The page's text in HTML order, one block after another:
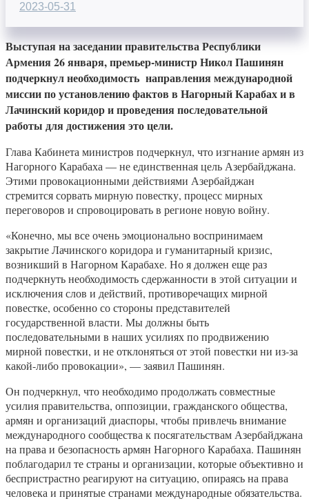
2023-05-31
Выступая на заседании правительства Республики
Армения 26 января, премьер-министр Никол Пашинян
подчеркнул необходимость направления международной
миссии по установлению фактов в Нагорный Карабах и в
Лачинский коридор и проведения последовательной
работы для достижения это цели.
Глава Кабинета министров подчеркнул, что изгнание армян из
Нагорного Карабаха — не единственная цель Азербайджана.
Этими провокационными действиями Азербайджан
стремится сорвать мирную повестку, процесс мирных
переговоров и спровоцировать в регионе новую войну.
«Конечно, мы все очень эмоционально воспринимаем
закрытие Лачинского коридора и гуманитарный кризис,
возникший в Нагорном Карабахе. Но я должен еще раз
подчеркнуть необходимость сдержанности в этой ситуации и
исключения слов и действий, противоречащих мирной
повестке, особенно со стороны представителей
государственной власти. Мы должны быть
последовательными в наших усилиях по продвижению
мирной повестки, и не отклоняться от этой повестки ни из-за
какой-либо провокации», — заявил Пашинян.
Он подчеркнул, что необходимо продолжать совместные
усилия правительства, оппозиции, гражданского общества,
армян и организаций диаспоры, чтобы привлечь внимание
международного сообщества к посягательствам Азербайджана
на права и безопасность армян Нагорного Карабаха. Пашинян
поблагодарил те страны и организации, которые объективно и
беспристрастно реагируют на ситуацию, опираясь на права
человека и принятые странами международные обязательства.